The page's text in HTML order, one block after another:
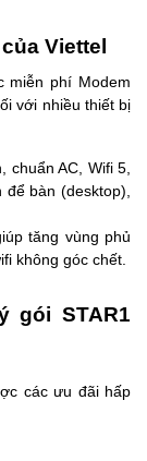
Viettel
miễn phí Modem
với nhiều thiết bị
chuẩn AC, Wifi 5,
bàn (desktop),
tăng vùng phủ
không góc chết.
gói STAR1
các ưu đãi hấp